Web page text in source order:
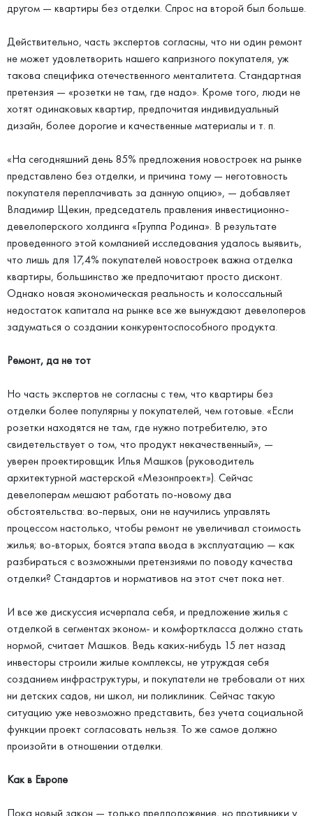
другом — квартиры без отделки. Спрос на второй был больше.
Действительно, часть экспертов согласны, что ни один ремонт
не может удовлетворить нашего капризного покупателя, уж
такова специфика отечественного менталитета. Стандартная
претензия — «розетки не там, где надо». Кроме того, люди не
хотят одинаковых квартир, предпочитая индивидуальный
дизайн, более дорогие и качественные материалы и т. п.
«На сегодняшний день 85% предложения новостроек на рынке
представлено без отделки, и причина тому — неготовность
покупателя переплачивать за данную опцию», — добавляет
Владимир Щекин, председатель правления инвестиционно-
девелоперского холдинга «Группа Родина». В результате
проведенного этой компанией исследования удалось выявить,
что лишь для 17,4% покупателей новостроек важна отделка
квартиры, большинство же предпочитают просто дисконт.
Однако новая экономическая реальность и колоссальный
недостаток капитала на рынке все же вынуждают девелоперов
задуматься о создании конкурентоспособного продукта.
Ремонт, да не тот
Но часть экспертов не согласны с тем, что квартиры без
отделки более популярны у покупателей, чем готовые. «Если
розетки находятся не там, где нужно потребителю, это
свидетельствует о том, что продукт некачественный», —
уверен проектировщик Илья Машков (руководитель
архитектурной мастерской «Мезонпроект»). Сейчас
девелоперам мешают работать по-новому два
обстоятельства: во-первых, они не научились управлять
процессом настолько, чтобы ремонт не увеличивал стоимость
жилья; во-вторых, боятся этапа ввода в эксплуатацию — как
разбираться с возможными претензиями по поводу качества
отделки? Стандартов и нормативов на этот счет пока нет.
И все же дискуссия исчерпала себя, и предложение жилья с
отделкой в сегментах эконом- и комфорткласса должно стать
нормой, считает Машков. Ведь каких-нибудь 15 лет назад
инвесторы строили жилые комплексы, не утруждая себя
созданием инфраструктуры, и покупатели не требовали от них
ни детских садов, ни школ, ни поликлиник. Сейчас такую
ситуацию уже невозможно представить, без учета социальной
функции проект согласовать нельзя. То же самое должно
произойти в отношении отделки.
Как в Европе
Пока новый закон — только предположение, но противники у